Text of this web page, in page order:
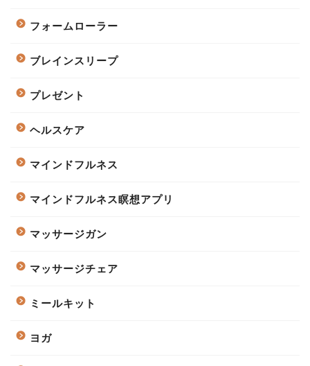
フォームローラー
ブレインスリープ
プレゼント
ヘルスケア
マインドフルネス
マインドフルネス瞑想アプリ
マッサージガン
マッサージチェア
ミールキット
ヨガ